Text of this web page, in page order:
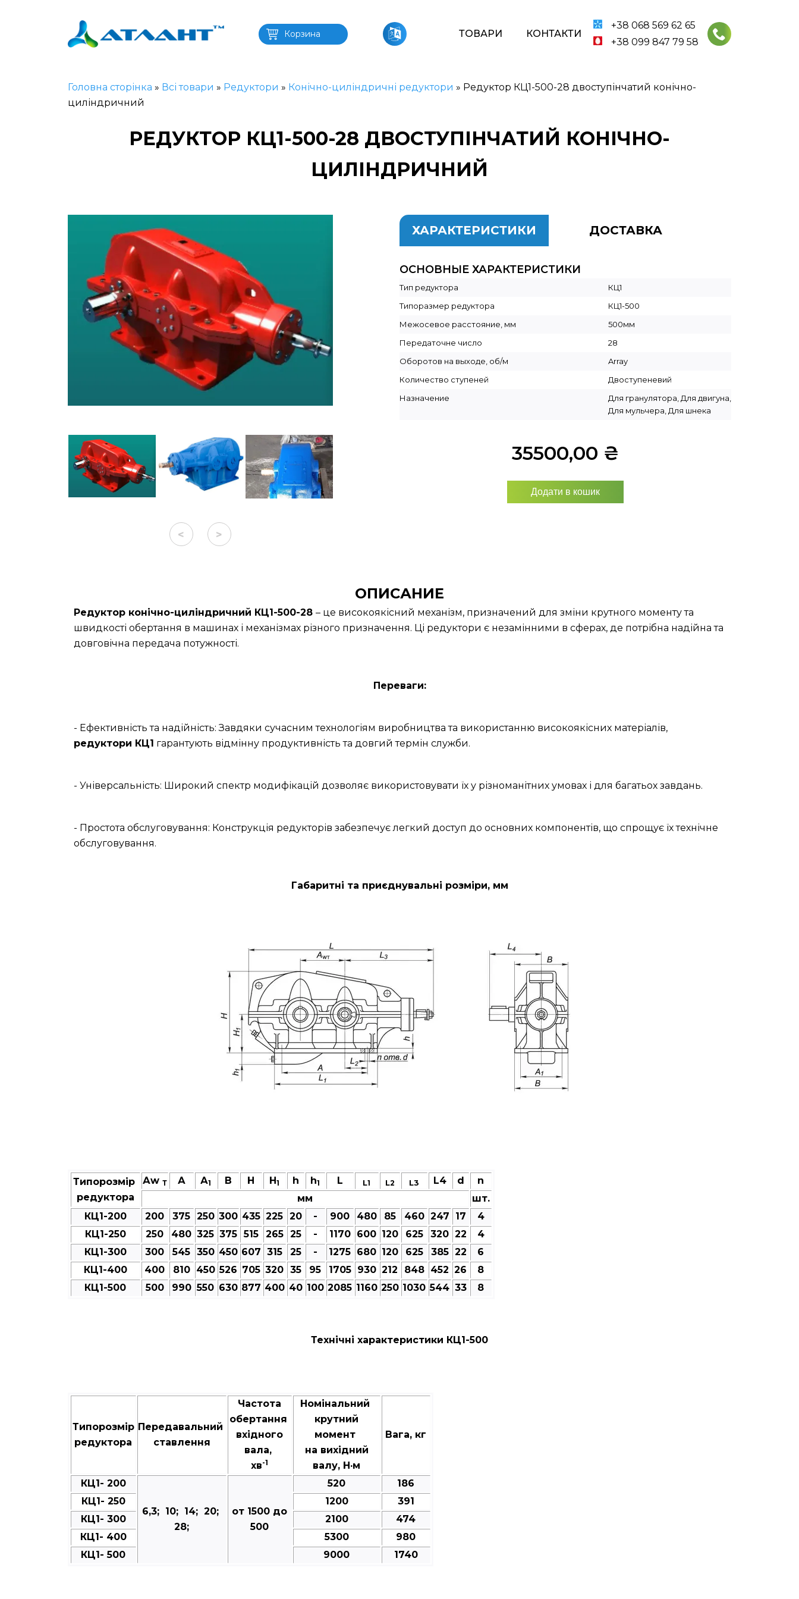
Корзина ТОВАРИ КОНТАКТИ
+38 068 569 62 65
+38 099 847 79 58
Головна сторінка » Всі товари » Редуктори » Конічно-циліндричні редуктори » Редуктор КЦ1-500-28 двоступінчатий конічно-
циліндричний
РЕДУКТОР КЦ1-500-28 ДВОСТУПІНЧАТИЙ КОНІЧНО-
ЦИЛІНДРИЧНИЙ
< >
ХАРАКТЕРИСТИКИ ДОСТАВКА
ОСНОВНЫЕ ХАРАКТЕРИСТИКИ
Тип редуктора
КЦ1
Типоразмер редуктора
КЦ1-500
Межосевое расстояние, мм
500мм
Передаточне число
28
Оборотов на выходе, об/м
Array
Количество ступеней
Двоступеневий
Назначение
Для гранулятора, Для двигуна,
Для мульчера, Для шнека
35500,00 ₴
Додати в кошик
ОПИСАНИЕ
Редуктор конічно-циліндричний КЦ1-500-28 – це високоякісний механізм, призначений для зміни крутного моменту та
швидкості обертання в машинах і механізмах різного призначення. Ці редуктори є незамінними в сферах, де потрібна надійна та
довговічна передача потужності.
Переваги:
- Ефективність та надійність: Завдяки сучасним технологіям виробництва та використанню високоякісних матеріалів,
редуктори КЦ1 гарантують відмінну продуктивність та довгий термін служби.
- Універсальність: Широкий спектр модифікацій дозволяє використовувати їх у різноманітних умовах і для багатьох завдань.
- Простота обслуговування: Конструкція редукторів забезпечує легкий доступ до основних компонентів, що спрощує їх технічне
обслуговування.
Габаритні та приєднувальні розміри, мм
Типорозмір
редуктора
Аw Т А А1 В Н H1 h h1 L L1 L2 L3 L4 d
n
мм
шт.
КЦ1-200
200 375 250 300 435 225 20 - 900 480 85 460 247 17
4
КЦ1-250
250 480 325 375 515 265 25 - 1170 600 120 625 320 22
4
КЦ1-300
300 545 350 450 607 315 25 - 1275 680 120 625 385 22
6
КЦ1-400
400 810 450 526 705 320 35 95 1705 930 212 848 452 26
8
КЦ1-500
500 990 550 630 877 400 40 100 2085 1160 250 1030 544 33 8
Технічні характеристики КЦ1-500
Типорозмір
редуктора
Передавальний
ставлення
Частота
обертання
вхідного
вала,
хв-1
Номінальний
крутний
момент
на вихідний
валу, Н·м
Вага, кг
КЦ1- 200
6,3; 10; 14; 20;
28;
от 1500 до
500
520
186
КЦ1- 250
1200
391
КЦ1- 300
2100
474
КЦ1- 400
5300
980
КЦ1- 500
9000 1740